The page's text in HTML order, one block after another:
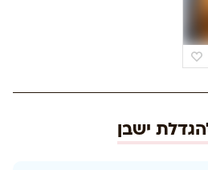
ישבן